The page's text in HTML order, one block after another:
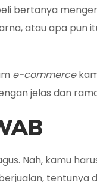
bertanya
atau apa pun
e-commerce
jelas dan
Nah, kamu
tentunya